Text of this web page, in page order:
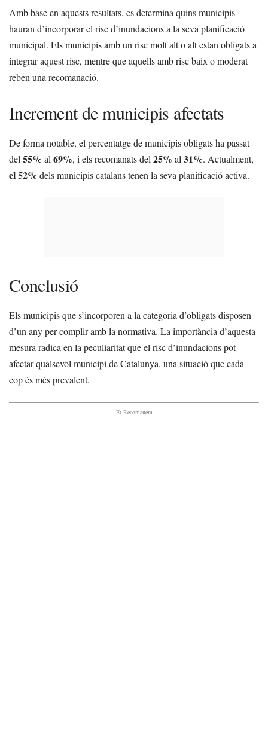
Amb base en aquests resultats, es determina quins municipis
hauran d’incorporar el risc d’inundacions a la seva planificació
municipal. Els municipis amb un risc molt alt o alt estan obligats a
integrar aquest risc, mentre que aquells amb risc baix o moderat
reben una recomanació.
Increment de municipis afectats
De forma notable, el percentatge de municipis obligats ha passat
del 55% al 69%, i els recomanats del 25% al 31%. Actualment,
el 52% dels municipis catalans tenen la seva planificació activa.
Conclusió
Els municipis que s’incorporen a la categoria d’obligats disposen
d’un any per complir amb la normativa. La importància d’aquesta
mesura radica en la peculiaritat que el risc d’inundacions pot
afectar qualsevol municipi de Catalunya, una situació que cada
cop és més prevalent.
- Et Recomanem -